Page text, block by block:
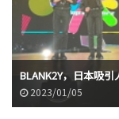
BLANK2Y，日本吸
2023/01/05